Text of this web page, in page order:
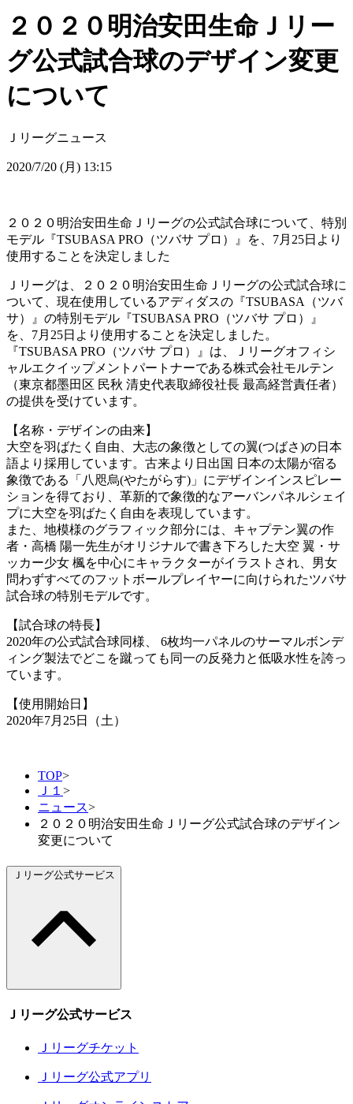
２０２０明治安田生命Ｊリー
グ公式試合球のデザイン変更
について
Ｊリーグニュース
2020/7/20 (月) 13:15
２０２０明治安田生命Ｊリーグの公式試合球について、特別
モデル『TSUBASA PRO（ツバサ プロ）』を、7月25日より
使用することを決定しました
Ｊリーグは、２０２０明治安田生命Ｊリーグの公式試合球に
ついて、現在使用しているアディダスの『TSUBASA（ツバ
サ）』の特別モデル『TSUBASA PRO（ツバサ プロ）』
を、7月25日より使用することを決定しました。
『TSUBASA PRO（ツバサ プロ）』は、Ｊリーグオフィシ
ャルエクイップメントパートナーである株式会社モルテン
（東京都墨田区 民秋 清史代表取締役社長 最高経営責任者）
の提供を受けています。
【名称・デザインの由来】
大空を羽ばたく自由、大志の象徴としての翼(つばさ)の日本
語より採用しています。古来より日出国 日本の太陽が宿る
象徴である「八咫烏(やたがらす)」にデザインインスピレー
ションを得ており、革新的で象徴的なアーバンパネルシェイ
プに大空を羽ばたく自由を表現しています。
また、地模様のグラフィック部分には、キャプテン翼の作
者・高橋 陽一先生がオリジナルで書き下ろした大空 翼・サ
ッカー少女 楓を中心にキャラクターがイラストされ、男女
問わずすべてのフットボールプレイヤーに向けられたツバサ
試合球の特別モデルです。
【試合球の特長】
2020年の公式試合球同様、 6枚均一パネルのサーマルボンデ
ィング製法でどこを蹴っても同一の反発力と低吸水性を誇っ
ています。
【使用開始日】
2020年7月25日（土）
TOP>
Ｊ１ >
ニュース>
２０２０明治安田生命Ｊリーグ公式試合球のデザイン
変更について
Ｊリーグ公式サービス
Ｊリーグ公式サービス
Ｊリーグチケット
Ｊリーグ公式アプリ